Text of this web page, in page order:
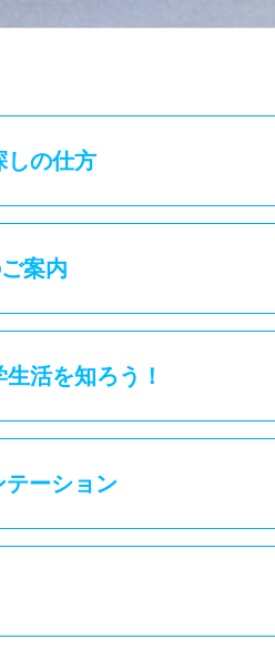
しの仕方
案内
活を知ろう！
テーション